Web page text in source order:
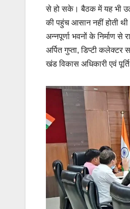
से हो सके। बैठक में यह भी
की पहुंच आसान नहीं होती
अन्नपूर्णा भवनों के निर्माण से
अर्पित गुप्ता, डिप्टी कलेक्टर
खंड विकास अधिकारी एवं